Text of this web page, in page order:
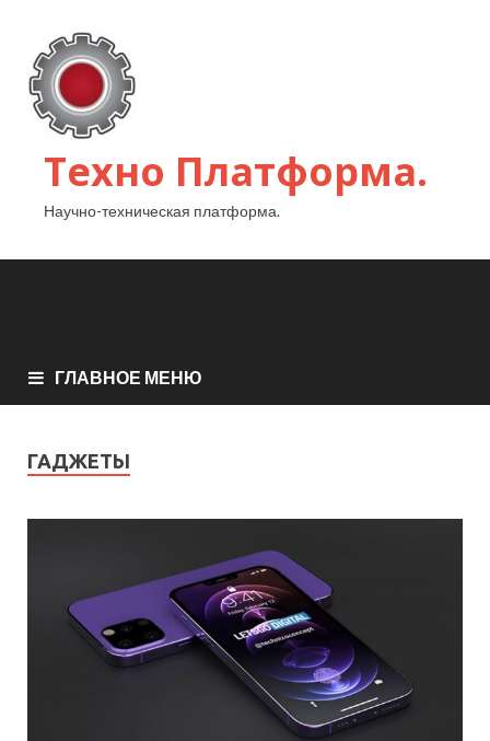
Техно Платформа.
Научно-техническая платформа.
ГЛАВНОЕ МЕНЮ
ГАДЖЕТЫ